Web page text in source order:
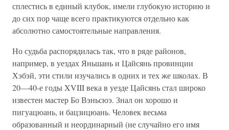
сплестись в единый клубок, имели глубокую историю и
до сих пор чаще всего практикуются отдельно как
абсолютно самостоятельные направления.
Но судьба распорядилась так, что в ряде районов,
например, в уездах Яньшань и Цайсянь провинции
Хэбэй, эти стили изучались в одних и тех же школах. В
20—40-е годы XVIII века в уезде Цайсянь стал широко
известен мастер Бо Вэньсюэ. Знал он хорошо и
пигуацюань, и бацзицюань. Человек весьма
образованный и неординарный (не случайно его имя